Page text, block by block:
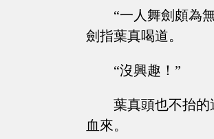
“一人舞劍頗為
劍指葉真喝道。
“沒興趣！”
葉真頭也不抬
血來。